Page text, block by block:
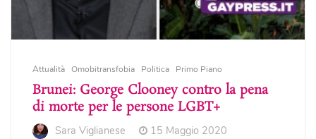
Attualità Omobitransfobia Politica Primo Piano
Brunei: George Clooney contro la pena
di morte per le persone LGBT+
Sara Viglianese
15 Maggio 2020